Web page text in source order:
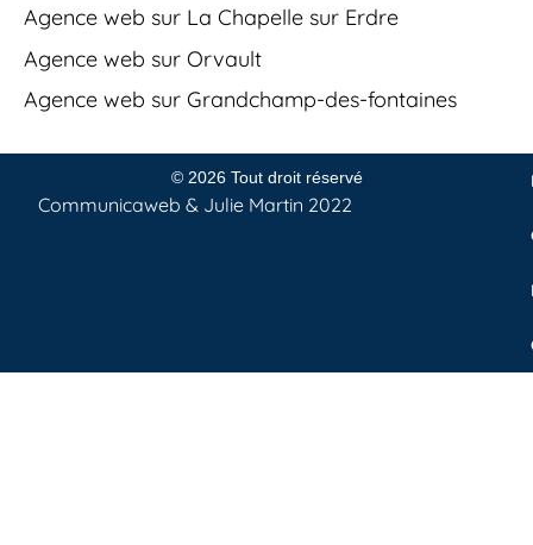
Agence web sur La Chapelle sur Erdre
Agence web sur Orvault
Agence web sur Grandchamp-des-fontaines
© 2026 Tout droit réservé
Communicaweb & Julie Martin 2022